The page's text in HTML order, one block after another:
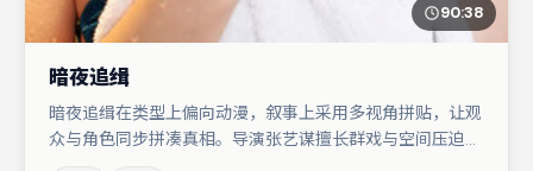
90:38
暗夜追缉
暗夜追缉在类型上偏向动漫，叙事上采用多视角拼贴，让观
众与角色同步拼凑真相。导演张艺谋擅长群戏与空间压迫